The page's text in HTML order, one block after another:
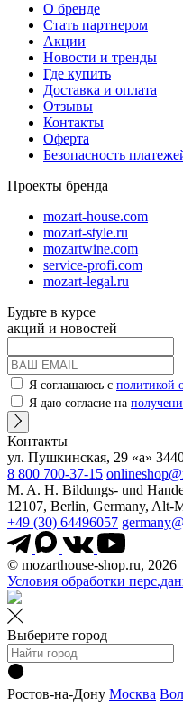
О бренде
Стать партнером
Акции
Новости и тренды
Где купить
Доставка и оплата
Отзывы
Контакты
Оферта
Безопасность
Проекты бренда
mozart-house.com
mozart-style.ru
mozartwine.com
service-profi.com
mozart-legal.ru
Будьте в курсе
акций и новостей
Я соглашаюсь с политикой
Я даю согласие на
Контакты
ул. Пушкинская, 29 «а»
8 800 700-37-15
M. A. H. Bildungs- und
12107, Berlin, Germany, Alt-
+49 (30) 64496057
© mozarthouse-shop.ru, 2026
Условия обработки
Выберите город
Ростов-на-Дону Москва